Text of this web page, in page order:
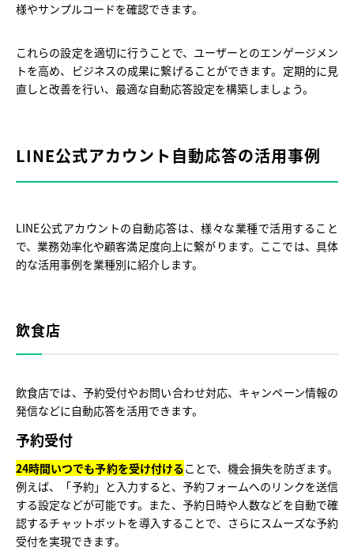
様やサンプルコードを確認できます。
これらの設定を適切に行うことで、ユーザーとのエンゲージメン
トを高め、ビジネスの成果に繋げることができます。定期的に見
直しと改善を行い、最適な自動応答設定を構築しましょう。
LINE公式アカウント自動応答の活用事例
LINE公式アカウントの自動応答は、様々な業種で活用すること
で、業務効率化や顧客満足度向上に繋がります。ここでは、具体
的な活用事例を業種別に紹介します。
飲食店
飲食店では、予約受付やお問い合わせ対応、キャンペーン情報の
発信などに自動応答を活用できます。
予約受付
24時間いつでも予約を受け付けることで、機会損失を防ぎます。
例えば、「予約」と入力すると、予約フォームへのリンクを送信
する設定などが可能です。また、予約日時や人数などを自動で確
認するチャットボットを導入することで、さらにスムーズな予約
受付を実現できます。